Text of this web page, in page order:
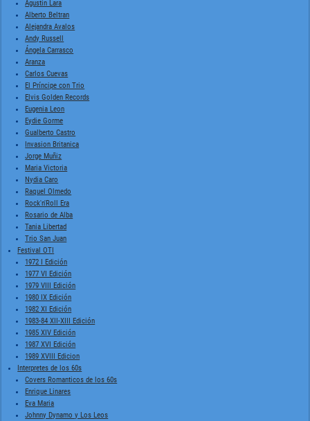
Agustin Lara
Alberto Beltran
Alejandra Avalos
Andy Russell
Ángela Carrasco
Aranza
Carlos Cuevas
El Príncipe con Trio
Elvis Golden Records
Eugenia Leon
Eydie Gorme
Gualberto Castro
Invasion Britanica
Jorge Muñiz
Maria Victoria
Nydia Caro
Raquel Olmedo
Rock'n'Roll Era
Rosario de Alba
Tania Libertad
Trio San Juan
Festival OTI
1972 I Edición
1977 VI Edición
1979 VIII Edición
1980 IX Edición
1982 XI Edición
1983-84 XII-XIII Edición
1985 XIV Edición
1987 XVI Edición
1989 XVIII Edicion
Interpretes de los 60s
Covers Romanticos de los 60s
Enrique Linares
Eva Maria
Johnny Dynamo y Los Leos